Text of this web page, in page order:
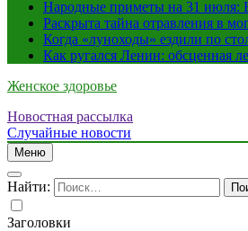
Народные приметы на 31 июля:
Раскрыта тайна отравления в
Когда «луноходы» ездили по
Как ругался Ленин: обсценная
Женское здоровье
Новостная рассылка
Случайные новости
Меню
Найти:
Заголовки